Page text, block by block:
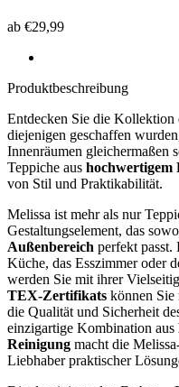
ab €29,99
Produktbeschreibung
Entdecken Sie die Kollektion
diejenigen geschaffen
Innenräumen gleichermaßen
Teppiche aus hochwertigem
von Stil und Praktikabilität.
Melissa ist mehr als nur
Gestaltungselement, das
Außenbereich perfekt passt.
Küche, das Esszimmer oder
werden Sie mit ihrer
TEX-Zertifikats können Sie
die Qualität und Sicherheit
einzigartige Kombination aus
Reinigung macht die
Liebhaber praktischer